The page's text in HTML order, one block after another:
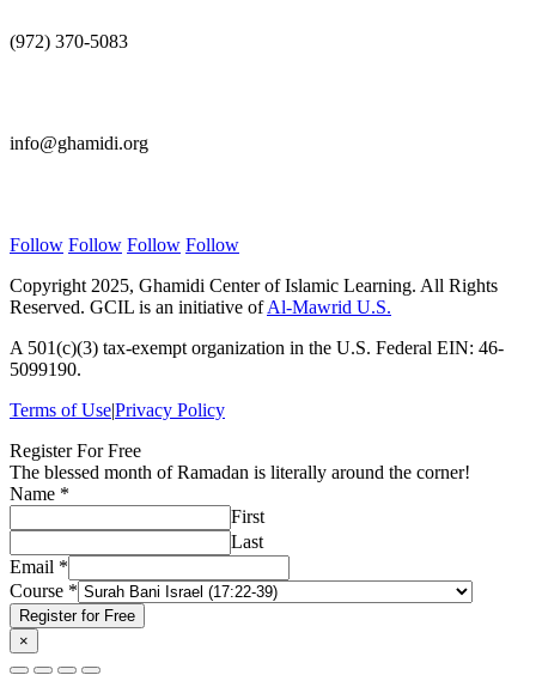
(972) 370-5083
info@ghamidi.org
Follow Follow Follow Follow
Copyright 2025, Ghamidi Center of Islamic Learning. All Rights
Reserved. GCIL is an initiative ofAl-Mawrid U.S.
A 501(c)(3) tax-exempt organization in the U.S. Federal EIN: 46-
5099190.
Terms of Use|Privacy Policy
Register For Free
The blessed month of Ramadan is literally around the corner!
Course
Name
Name *
First
Last
Email *
Course *
Register for Free
×